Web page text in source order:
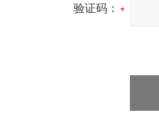
验证码：